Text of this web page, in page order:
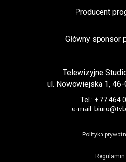
Producent
Główny sponsor
Telewizyjne
ul. Nowowiejska 1, 46-
Tel.: + 77 464
e-mail:
Polityka
Regulamin